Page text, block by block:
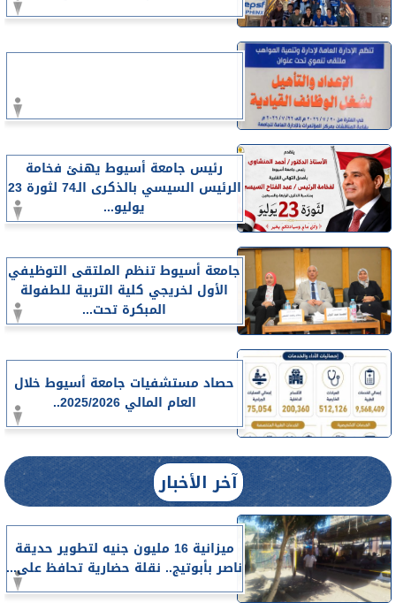
رئيس جامعة أسيوط يهنئ فخامة
الرئيس السيسي بالذكرى الـ74 لثورة 23
يوليو...
جامعة أسيوط تنظم الملتقى التوظيفي
الأول لخريجي كلية التربية للطفولة
المبكرة تحت...
حصاد مستشفيات جامعة أسيوط خلال
العام المالي 2025/2026..
آخر الأخبار
ميزانية 16 مليون جنيه لتطوير حديقة
ناصر بأبوتيج.. نقلة حضارية تحافظ على...